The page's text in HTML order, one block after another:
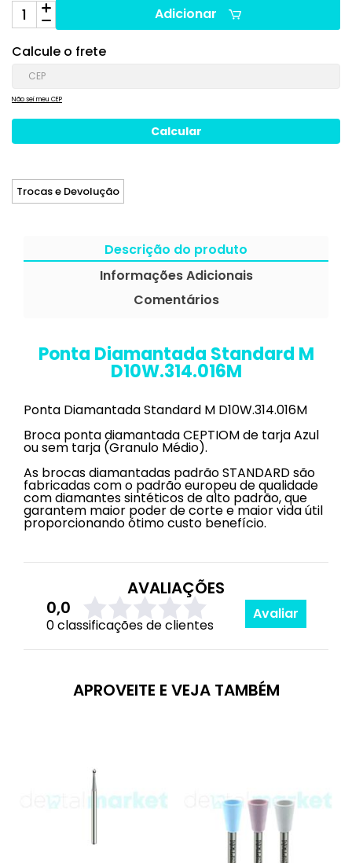
Adicionar
Calcule o frete
Não sei meu CEP
Trocas e Devolução
Descrição do produto
Informações Adicionais
Comentários
Ponta Diamantada Standard M
D10W.314.016M
Ponta Diamantada Standard M D10W.314.016M
Broca ponta diamantada CEPTIOM de tarja Azul
ou sem tarja (Granulo Médio).
As brocas diamantadas padrão STANDARD são
fabricadas com o padrão europeu de qualidade
com diamantes sintéticos de alto padrão, que
garantem maior poder de corte e maior vida útil
proporcionando ótimo custo benefício.
AVALIAÇÕES
0,0
0 classificações de clientes
Avaliar
APROVEITE E VEJA TAMBÉM